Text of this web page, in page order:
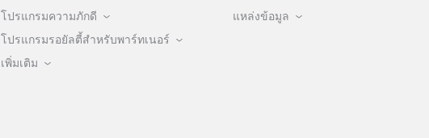
โปรแกรมความภักดี
โปรแกรมรอยัลตี้สำหรับพาร์ทเนอร์
เพิ่มเติม
แหล่งข้อมูล